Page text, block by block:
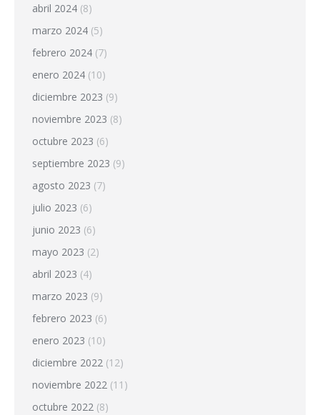
abril 2024 (8)
marzo 2024 (5)
febrero 2024 (7)
enero 2024 (10)
diciembre 2023 (9)
noviembre 2023 (8)
octubre 2023 (6)
septiembre 2023 (9)
agosto 2023 (7)
julio 2023 (6)
junio 2023 (6)
mayo 2023 (2)
abril 2023 (4)
marzo 2023 (9)
febrero 2023 (6)
enero 2023 (10)
diciembre 2022 (12)
noviembre 2022 (11)
octubre 2022 (8)